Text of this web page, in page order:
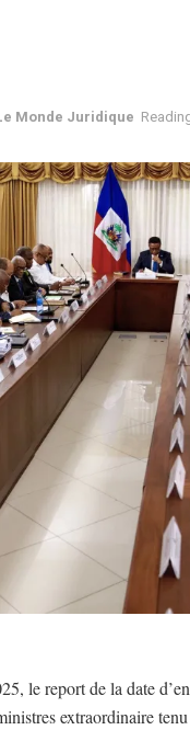
Monde Juridique
le report de la date
extraordinaire